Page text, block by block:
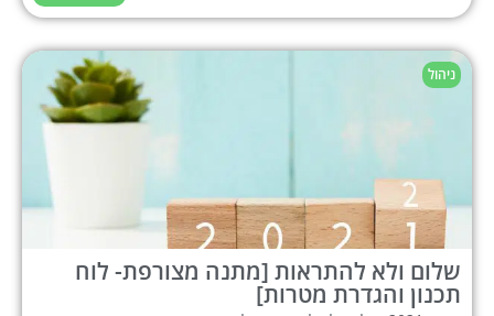
ניהול
שלום ולא להתראות [מתנה מצורפת- לוח
תכנון והגדרת מטרות]